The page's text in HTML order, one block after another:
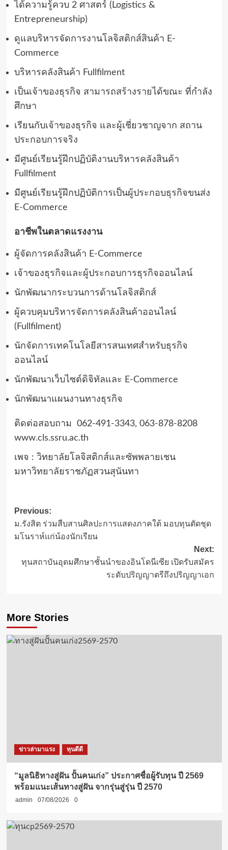
ได้ความรู้ควบ 2 ศาสตร์ (Logistics &
Entrepreneurship)
ดูแลบริหารจัดการงานโลจิสติกส์สินค้า E-
Commerce
บริหารคลังสินค้า Fullfilment
เป็นเจ้าของธุรกิจ สามารถสร้างรายได้ขณะ ที่กําลัง
ศึกษา
เรียนกับเจ้าของธุรกิจ และผู้เชี่ยวชาญจาก สถาน
ประกอบการจริง
มีศูนย์เรียนรู้ฝึกปฏิบัติงานบริหารคลังสินค้า
Fullfilment
มีศูนย์เรียนรู้ฝึกปฏิบัติการเป็นผู้ประกอบธุรกิจขนส่ง
E-Commerce
อาชีพในตลาดแรงงาน
ผู้จัดการคลังสินค้า E-Commerce
เจ้าของธุรกิจและผู้ประกอบการธุรกิจออนไลน์
นักพัฒนากระบวนการด้านโลจิสติกส์
ผู้ควบคุมบริหารจัดการคลังสินค้าออนไลน์
(Fullfilment)
นักจัดการเทคโนโลยีสารสนเทศสําหรับธุรกิจ
ออนไลน์
นักพัฒนาเว็บไซต์ดิจิทัลและ E-Commerce
นักพัฒนาแผนงานทางธุรกิจ
ติดต่อสอบถาม 062-491-3343, 063-878-8208
www.cls.ssru.ac.th
เพจ : วิทยาลัยโลจิสติกส์และซัพพลายเชน
มหาวิทยาลัยราชภัฏสวนสุนันทา
Post
navigation
Previous:
ม.รังสิต ร่วมสืบสานศิลปะการแสดงภาคใต้ มอบทุนตัดชุด
มโนราห์เเก่น้องนักเรียน
Next:
ทุนสถาบันอุดมศึกษาชั้นนำของอินโดนีเซีย เปิดรับสมัคร
ระดับปริญญาตรีถึงปริญญาเอก
More Stories
ข่าวล่ามาแรง ทุนดีดี
“มูลนิธิทางสู่ฝัน ปั้นคนเก่ง” ประกาศชื่อผู้รับทุน ปี 2569
พร้อมแนะเส้นทางสู่ฝัน จากรุ่นสู่รุ่น ปี 2570
admin 07/08/2026 0